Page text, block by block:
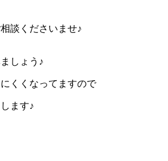
談くださいませ♪
しょう♪
くくなってますので
ます♪